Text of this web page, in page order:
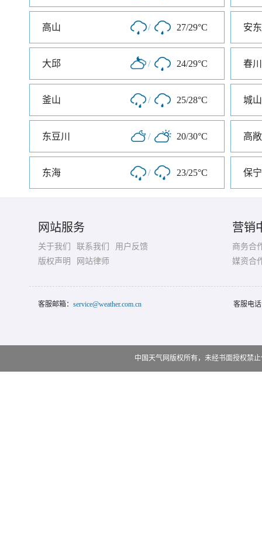
高山 / 27/29°C 安东
大邱 / 24/29°C 春川
釜山 / 25/28°C 城山
东豆川 / 20/30°C 高敞
东海 / 23/25°C 保宁
网站服务
关于我们 联系我们
用户反馈
版权声明
网站律师
营销
商务合
媒资合
客服邮箱： service@weather.com.cn 客服电
中国天气网版权所有，未经书面授权